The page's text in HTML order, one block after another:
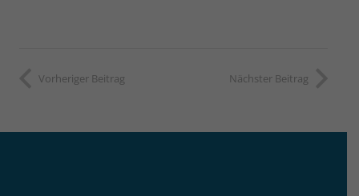
Vorheriger Beitrag Nächster Beitrag